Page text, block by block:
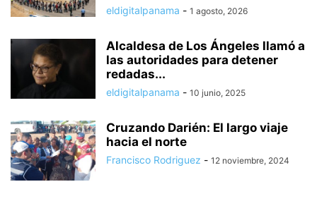
eldigitalpanama - 1 agosto, 2026
Alcaldesa de Los Ángeles llamó a
las autoridades para detener
redadas...
eldigitalpanama - 10 junio, 2025
Cruzando Darién: El largo viaje
hacia el norte
Francisco Rodriguez - 12 noviembre, 2024